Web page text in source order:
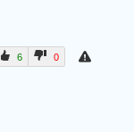
6 0